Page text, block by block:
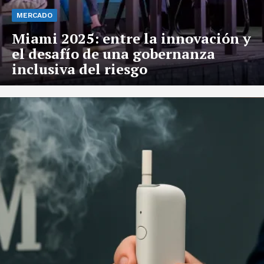
MERCADO
Miami 2025: entre la innovación y
el desafío de una gobernanza
inclusiva del riesgo